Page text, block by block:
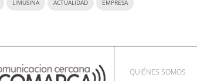
LIMUSINA ACTUALIDAD EMPRESA
QUIÉNES SOMOS